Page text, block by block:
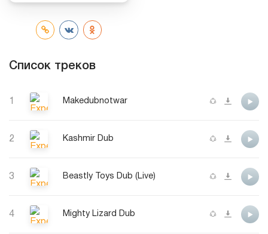
Список треков
1 Makedubnotwar
2 Kashmir Dub
3 Beastly Toys Dub (Live)
4 Mighty Lizard Dub